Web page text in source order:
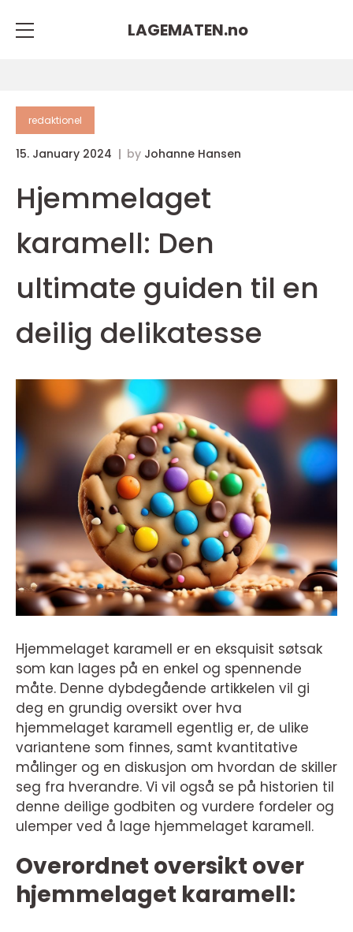
LAGEMATEN.no
redaktionel
15. January 2024 by Johanne Hansen
Hjemmelaget
karamell: Den
ultimate guiden til en
deilig delikatesse
Hjemmelaget karamell er en eksquisit søtsak
som kan lages på en enkel og spennende
måte. Denne dybdegående artikkelen vil gi
deg en grundig oversikt over hva
hjemmelaget karamell egentlig er, de ulike
variantene som finnes, samt kvantitative
målinger og en diskusjon om hvordan de skiller
seg fra hverandre. Vi vil også se på historien til
denne deilige godbiten og vurdere fordeler og
ulemper ved å lage hjemmelaget karamell.
Overordnet oversikt over
hjemmelaget karamell: